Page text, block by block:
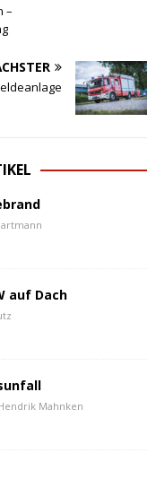
–
auf Dach
Mahnken